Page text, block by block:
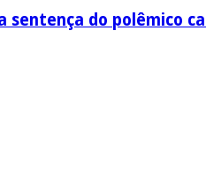
do polêmico